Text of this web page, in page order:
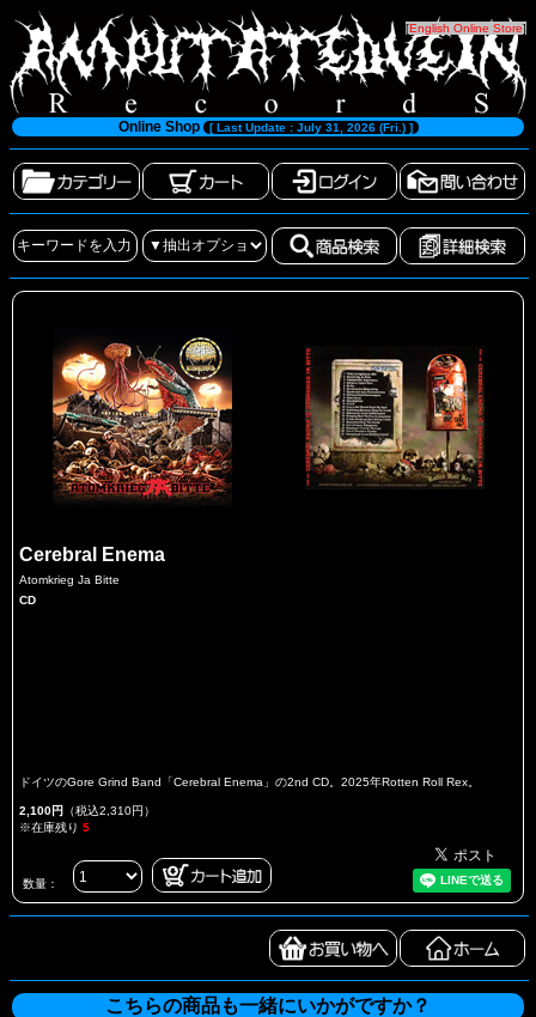
[English Online Store]
Online Shop [ Last Update : July 31, 2026 (Fri.) ]
Cerebral Enema
Atomkrieg Ja Bitte
CD
ドイツのGore Grind Band「Cerebral Enema」の2nd CD。2025年Rotten Roll Rex。
2,100円 （税込2,310円）
※在庫残り 5
数量：
こちらの商品も一緒にいかがですか？